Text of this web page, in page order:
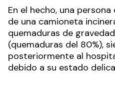
En el hecho, una
de una camioneta
quemaduras de
(quemaduras del 80%),
posteriormente al
debido a su estado